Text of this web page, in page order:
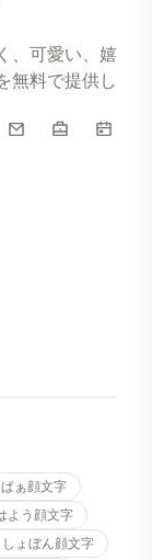
、可愛い、嬉
無料で提供し
ぱぁ顔文字
よう顔文字
しょぼん顔文字